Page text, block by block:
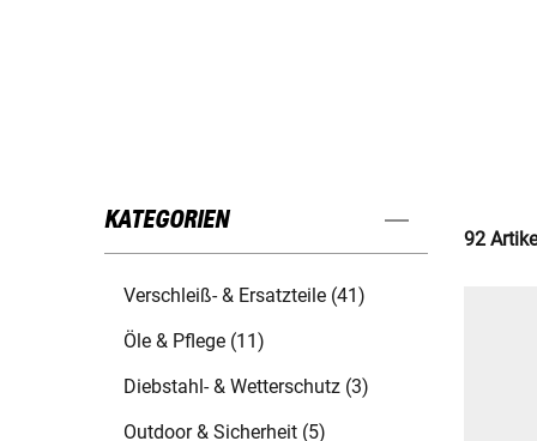
KATEGORIEN
Verschleiß- & Ersatzteile (41)
Öle & Pflege (11)
Diebstahl- & Wetterschutz (3)
Outdoor & Sicherheit (5)
92